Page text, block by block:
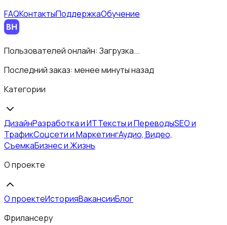
FAQКонтактыПоддержкаОбучение
Пользователей онлайн: Загрузка...
Последний заказ: менее минуты назад
Категории
ДизайнРазработка и ИТТексты и ПереводыSEO и
ТрафикСоцсети и МаркетингАудио, Видео,
СъемкаБизнес и Жизнь
О проекте
О проектеИсторияВакансииБлог
Фрилансеру